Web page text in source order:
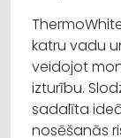
katru vadu
veidojot
izturību.
sadalīta
nosēšanās